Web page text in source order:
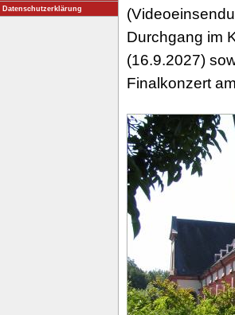
Datenschutzerklärung
Durchgang im
(16.9.2027)
Finalkonzert